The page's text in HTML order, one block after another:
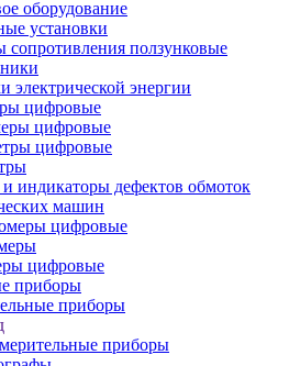
оборудование
установки
сопротивления ползунковые
электрической энергии
цифровые
цифровые
цифровые
и индикаторы дефектов обмоток
машин
цифровые
цифровые
приборы
приборы
приборы